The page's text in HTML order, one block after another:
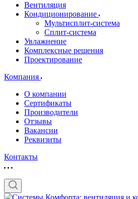
Вентиляция
Кондиционирование
Мультисплит-система
Сплит-система
Увлажнение
Комплексные решения
Проектирование
Компания
О компании
Сертификаты
Производители
Отзывы
Вакансии
Реквизиты
Контакты